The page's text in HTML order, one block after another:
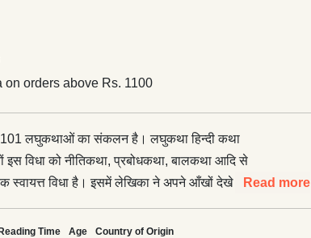
on orders above Rs. 1100
लघुकथाओं का संकलन है। लघुकथा हिन्दी कथा
इस विधा को नीतिकथा, प्रबोधकथा, बालकथा आदि से
एक स्वायत्त विधा है। इसमें लेखिका ने अपने आँखों देखे सत्य
पर इसमें विचार किया गया है। लेखिका ने आज की
Read more
Time Age Country of Origin